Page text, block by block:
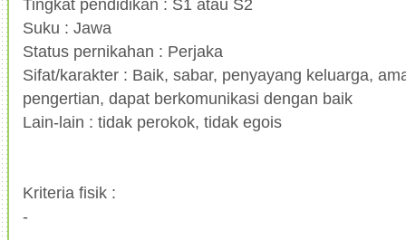
Tingkat pendidikan : S1 atau S2
Suku : Jawa
Status pernikahan : Perjaka
Sifat/karakter : Baik, sabar, penyayang keluarga,
pengertian, dapat berkomunikasi dengan baik
Lain-lain : tidak perokok, tidak egois
Kriteria fisik :
-